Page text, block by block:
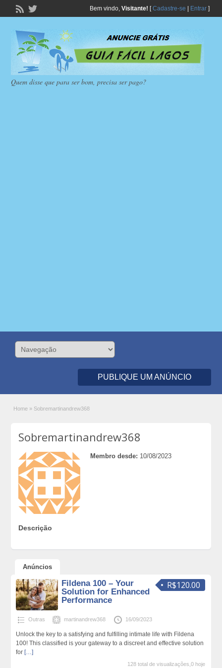
Bem vindo, Visitante! [Cadastre-se Entrar]
Quem disse que para ser bom, precisa ser pago?
PUBLIQUE UM ANÚNCIO
Home » Sobremartinandrew368
Sobremartinandrew368
Membro desde: 10/08/2023
Descrição
Anúncios
R$120.00
Fildena 100 – Your
Solution for Enhanced
Performance
Outras martinandrew368 16/09/2023
Unlock the key to a satisfying and fulfilling intimate life with Fildena
100! This classified is your gateway to a discreet and effective solution
for […]
128 total de visualizações,0 hoje